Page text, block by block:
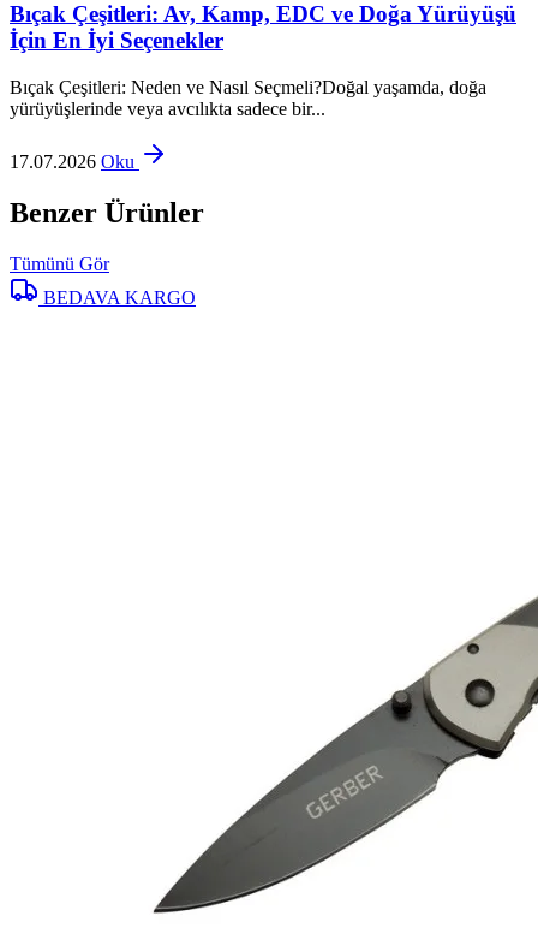
Bıçak Çeşitleri: Av, Kamp, EDC ve Doğa Yürüyüşü
İçin En İyi Seçenekler
Bıçak Çeşitleri: Neden ve Nasıl Seçmeli?Doğal yaşamda, doğa
yürüyüşlerinde veya avcılıkta sadece bir...
17.07.2026 Oku
Benzer Ürünler
Tümünü Gör
BEDAVA KARGO